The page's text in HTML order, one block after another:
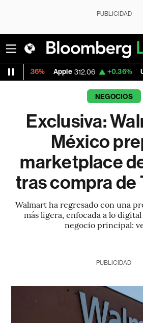
PUBLICIDAD
312.06 +0.36% USD COP
NEGOCIOS
Exclusiva:
México
marketplace
tras compra de
Walmart ha regresado con una
más ligera, enfocada a lo
negocio principal:
PUBLICIDAD